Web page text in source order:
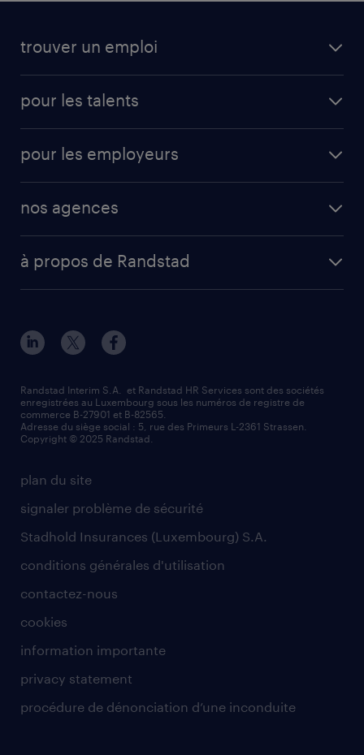
trouver un emploi
pour les talents
pour les employeurs
nos agences
à propos de Randstad
plan du site
signaler problème de sécurité
Stadhold Insurances (Luxembourg) S.A.
conditions générales d'utilisation
contactez-nous
cookies
information importante
privacy statement
procédure de dénonciation d’une inconduite
Randstad Interim S.A. et Randstad HR Services sont des sociétés
enregistrées au Luxembourg sous les numéros de registre de
commerce B-27901 et B-82565.
Adresse du siège social : 5, rue des Primeurs L-2361 Strassen.
Copyright © 2025 Randstad.